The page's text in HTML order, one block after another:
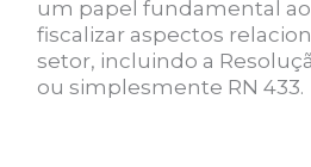
um papel fundamental
fiscalizar aspectos
setor, incluindo a
ou simplesmente RN 433.